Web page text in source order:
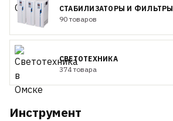
СТАБИЛИЗАТОРЫ И ФИЛЬТРЫ
90 товаров
СВЕТОТЕХНИКА
374 товара
Инструмент